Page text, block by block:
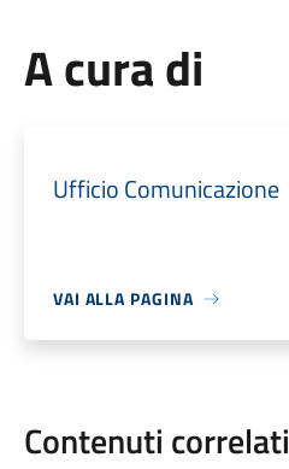
A cura di
Ufficio Comunicazione
VAI ALLA PAGINA
Contenuti correlati